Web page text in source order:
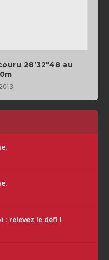
28’32″48 au
: relevez le défi !